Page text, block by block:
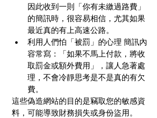
因此收到一則「你有未繳過路費」
的簡訊時，很容易相信，尤其如果
最近真的有上高速公路。
利用人們怕「被罰」的心理 簡訊內
容常寫：「如果不馬上付款，將收
取罰金或額外費用」，讓人急著處
理，不會冷靜思考是不是真的有欠
費。
這些偽造網站的目的是竊取您的敏感資
料，可能導致財務損失或身份盜用。